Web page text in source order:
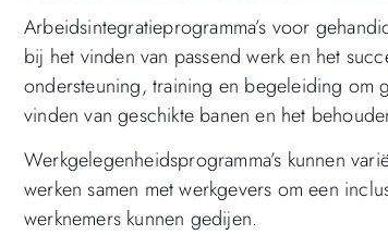
Arbeidsintegratieprogramma’s voor
bij het vinden van passend werk en het
ondersteuning, training en begeleiding om
vinden van geschikte banen en het
Werkgelegenheidsprogramma’s kunnen
werken samen met werkgevers om een
werknemers kunnen gedijen.